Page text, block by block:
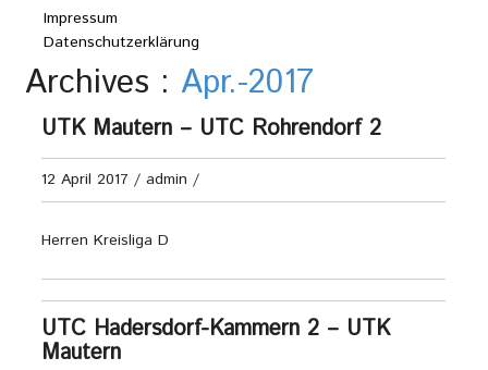
Impressum
Datenschutzerklärung
Archives : Apr.-2017
UTK Mautern – UTC Rohrendorf 2
12 April 2017 / admin /
Herren Kreisliga D
UTC Hadersdorf-Kammern 2 – UTK
Mautern